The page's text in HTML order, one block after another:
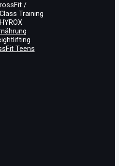
/
Training
HYROX
Teens